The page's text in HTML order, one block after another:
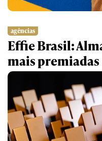
agências
Effie Brasil:
mais premiadas